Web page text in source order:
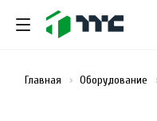
Главная Оборудование